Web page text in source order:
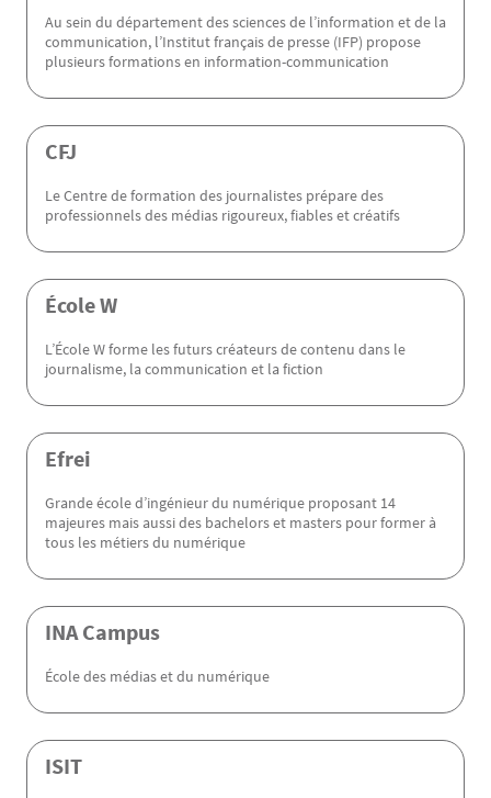
Au sein du département des sciences de l’information et de la
communication, l’Institut français de presse (IFP) propose
plusieurs formations en information-communication
CFJ
Le Centre de formation des journalistes prépare des
professionnels des médias rigoureux, fiables et créatifs
École W
L’École W forme les futurs créateurs de contenu dans le
journalisme, la communication et la fiction
Efrei
Grande école d’ingénieur du numérique proposant 14
majeures mais aussi des bachelors et masters pour former à
tous les métiers du numérique
INA Campus
École des médias et du numérique
ISIT